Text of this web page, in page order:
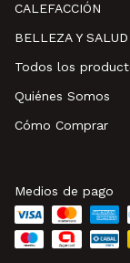
CALEFACCIÓN
BELLEZA Y SALUD
Todos los
Quiénes Somos
Cómo Comprar
Medios de pago